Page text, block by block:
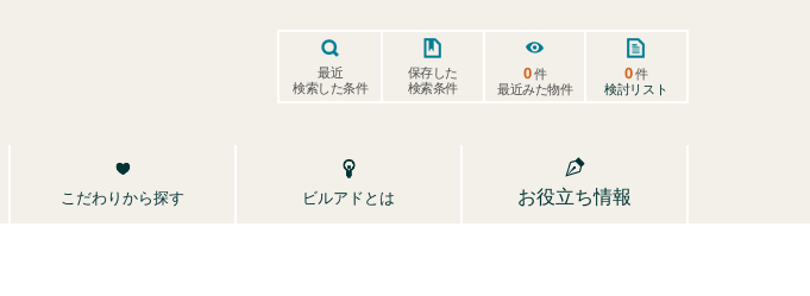
最近
検索した条件
保存した
検索条件
0件
最近みた物件
0件
検討リスト
こだわりから探す ビルアドとは お役立ち情報